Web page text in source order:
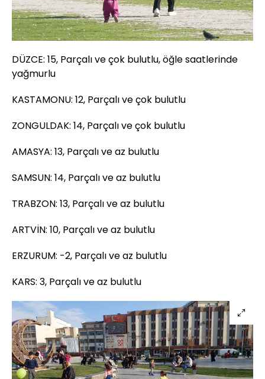
DÜZCE: 15, Parçalı ve çok bulutlu, öğle saatlerinde
yağmurlu
KASTAMONU: 12, Parçalı ve çok bulutlu
ZONGULDAK: 14, Parçalı ve çok bulutlu
AMASYA: 13, Parçalı ve az bulutlu
SAMSUN: 14, Parçalı ve az bulutlu
TRABZON: 13, Parçalı ve az bulutlu
ARTVİN: 10, Parçalı ve az bulutlu
ERZURUM: -2, Parçalı ve az bulutlu
KARS: 3, Parçalı ve az bulutlu